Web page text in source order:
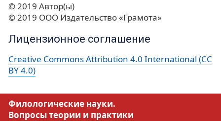
© 2019 Автор(ы)
© 2019 ООО Издательство «Грамота»
Лицензионное соглашение
Creative Commons Attribution 4.0 International (CC
BY 4.0)
Филологические науки.
Вопросы теории и практики